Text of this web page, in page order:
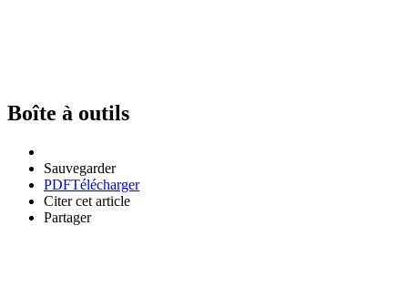
Boîte à outils
Sauvegarder
PDFTélécharger
Citer cet article
Partager